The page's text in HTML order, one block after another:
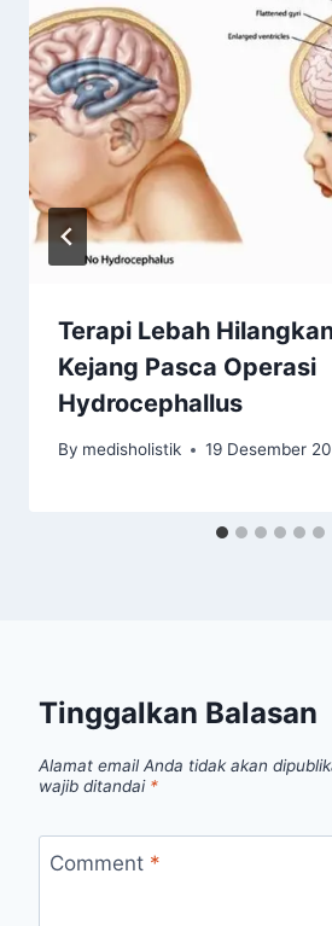
Terapi Lebah
Kejang Pasca Operasi
Hydrocephallus
By medisholistik 19 Desember
Tinggalkan Balasan
Alamat email Anda tidak akan
wajib ditandai *
Comment *